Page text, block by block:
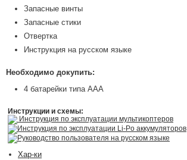
Запасные винты
Запасные стики
Отвертка
Инструкция на русском языке
Необходимо докупить:
4 батарейки типа ААА
Инструкции и схемы:
Инструкция по эксплуатации мультикоптеров
Инструкция по эксплуатации Li-Po аккумуляторов
Руководство пользователя на русском языке
Хар-ки